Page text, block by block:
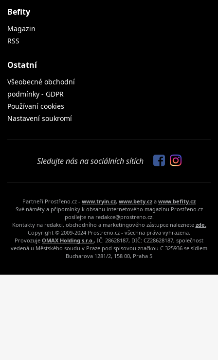
Befity
Magazin
RSS
Ostatní
Všeobecné obchodní
podmínky - GDPR
Používaní cookies
Nastavení soukromí
Sledujte nás na sociálních sítích
Partneři Prostřeno.cz - www.tryin.cz, www.bety.cz a www.befity.cz
Své náměty a připomínky k obsahu internetového magazínu Prostřeno.cz
posílejte na redakce@prostreno.cz.
Kontakty na redakci, obchodního a marketingového zástupce naleznete zde.
Copyright © 2009-2024 Prostreno.cz - všechna práva vyhrazena.
Provozuje OMAX Holding s.r.o., IČ: 28628187, DIČ: CZ28628187, společnost
vedená u Městského soudu v Praze pod spisovou značkou C 325936 se sídlem
Bucharova 1281/2, 158 00, Praha 5